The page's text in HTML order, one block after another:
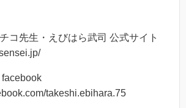
コ先生・えびはら武司 公式サイト
takeshi.ebihara.75